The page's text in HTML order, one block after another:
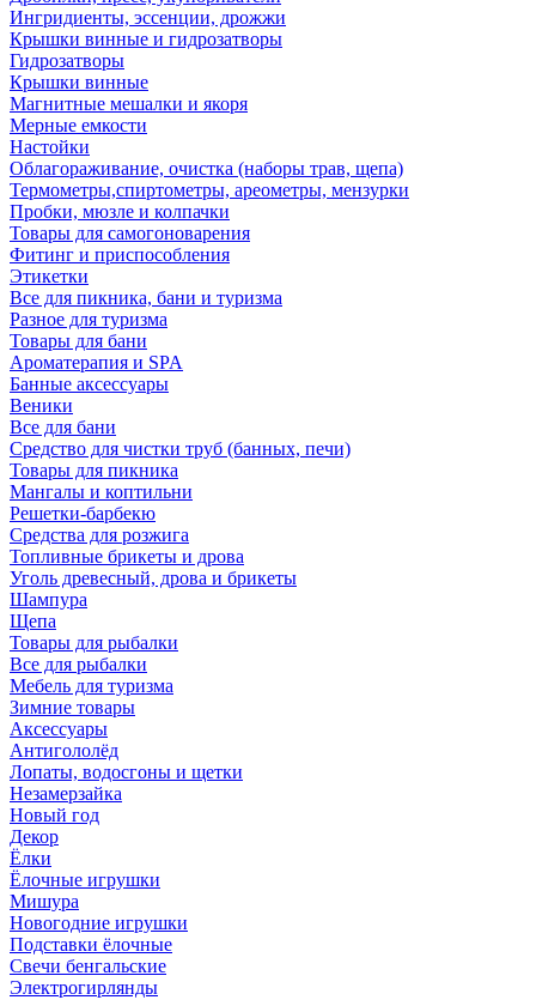
Ингридиенты, эссенции, дрожжи
Крышки винные и гидрозатворы
Гидрозатворы
Крышки винные
Магнитные мешалки и якоря
Мерные емкости
Настойки
Облагораживание, очистка (наборы трав, щепа)
Термометры,спиртометры, ареометры, мензурки
Пробки, мюзле и колпачки
Товары для самогоноварения
Фитинг и приспособления
Этикетки
Все для пикника, бани и туризма
Разное для туризма
Товары для бани
Ароматерапия и SPA
Банные аксессуары
Веники
Все для бани
Средство для чистки труб (банных, печи)
Товары для пикника
Мангалы и коптильни
Решетки-барбекю
Средства для розжига
Топливные брикеты и дрова
Уголь древесный, дрова и брикеты
Шампура
Щепа
Товары для рыбалки
Все для рыбалки
Мебель для туризма
Зимние товары
Аксессуары
Антигололёд
Лопаты, водосгоны и щетки
Незамерзайка
Новый год
Декор
Ёлки
Ёлочные игрушки
Мишура
Новогодние игрушки
Подставки ёлочные
Свечи бенгальские
Электрогирлянды